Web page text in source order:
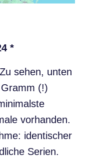
*
sehen, unten
(!)
vorhanden.
identischer
Serien.